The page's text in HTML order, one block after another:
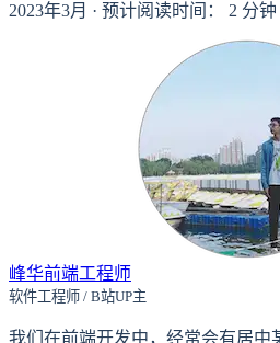
2023年3月 · 预计阅读时间： 2 分钟
峰华前端工程师
软件工程师 / B站UP主
我们在前端开发中，经常会有居中